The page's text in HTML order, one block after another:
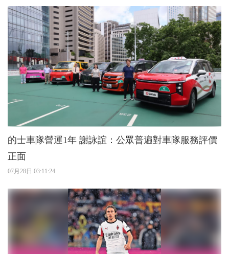
的士車隊營運1年 謝詠誼：公眾普遍對車隊服務評價
正面
07月28日 03:11:24